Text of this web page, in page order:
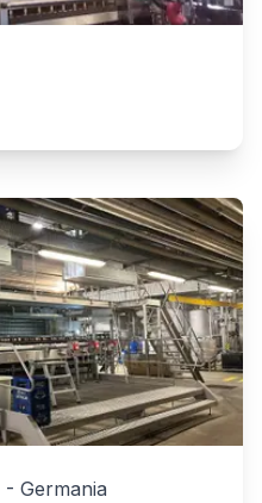
- Germania